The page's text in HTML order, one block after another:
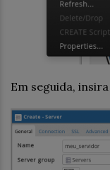
Em seguida,